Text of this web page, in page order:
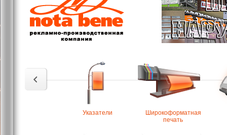
Указатели
Широкоформатная
печать